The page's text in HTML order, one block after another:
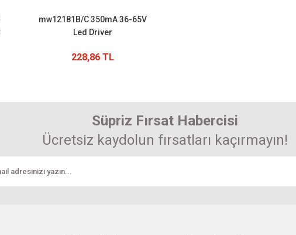
mw12181B/C 350mA 36-65V
Led Driver
228,86 TL
Süpriz Fırsat Habercisi
Ücretsiz kaydolun fırsatları kaçırmayın!